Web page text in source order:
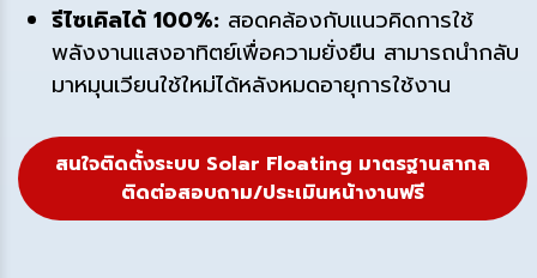
รีไซเคิลได้ 100%: สอดคล้องกับแนวคิดการใช้
พลังงานแสงอาทิตย์เพื่อความยั่งยืน สามารถนำกลับ
มาหมุนเวียนใช้ใหม่ได้หลังหมดอายุการใช้งาน
สนใจติดตั้งระบบ Solar Floating มาตรฐานสากล
ติดต่อสอบถาม/ประเมินหน้างานฟรี